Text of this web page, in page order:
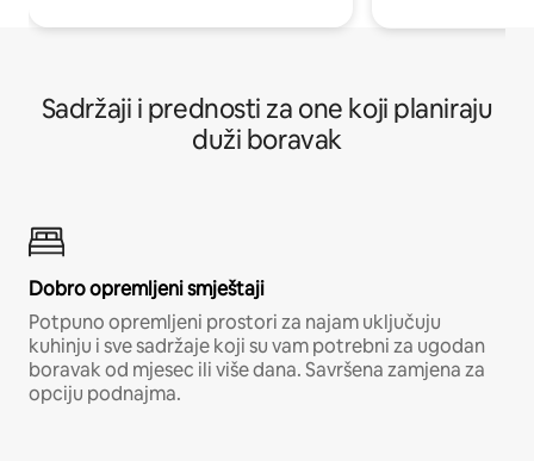
Sadržaji i prednosti za one koji planiraju
duži boravak
Dobro opremljeni smještaji
Potpuno opremljeni prostori za najam uključuju
kuhinju i sve sadržaje koji su vam potrebni za ugodan
boravak od mjesec ili više dana. Savršena zamjena za
opciju podnajma.